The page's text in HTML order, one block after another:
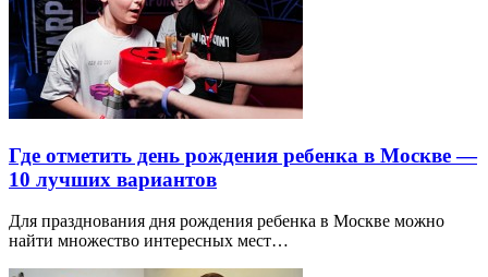
Где отметить день рождения ребенка в Москве —
10 лучших вариантов
Для празднования дня рождения ребенка в Москве можно
найти множество интересных мест…